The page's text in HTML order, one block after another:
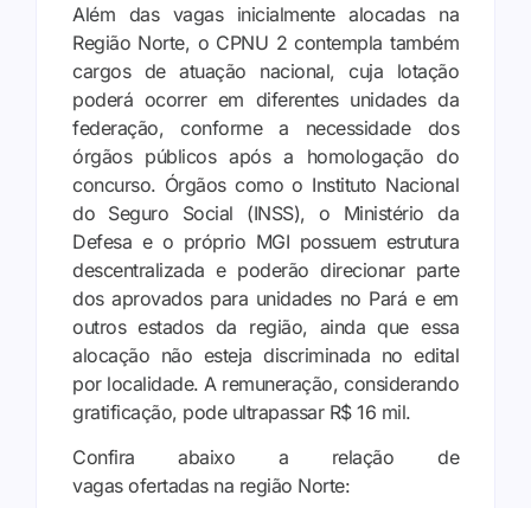
Além das vagas inicialmente alocadas na
Região Norte, o CPNU 2 contempla também
cargos de atuação nacional, cuja lotação
poderá ocorrer em diferentes unidades da
federação, conforme a necessidade dos
órgãos públicos após a homologação do
concurso. Órgãos como o Instituto Nacional
do Seguro Social (INSS), o Ministério da
Defesa e o próprio MGI possuem estrutura
descentralizada e poderão direcionar parte
dos aprovados para unidades no Pará e em
outros estados da região, ainda que essa
alocação não esteja discriminada no edital
por localidade. A remuneração, considerando
gratificação, pode ultrapassar R$ 16 mil.
Confira abaixo a relação de
vagas ofertadas na região Norte: